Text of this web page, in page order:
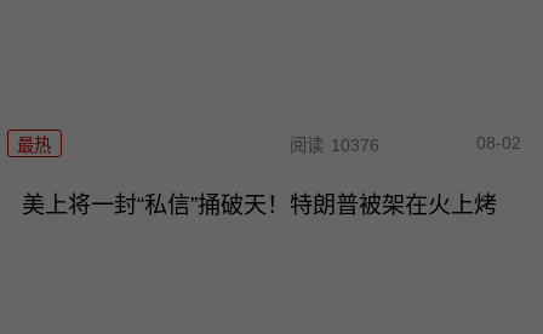
最热 阅读 10376 08-02
美上将一封“私信”捅破天！特朗普被架在火上烤